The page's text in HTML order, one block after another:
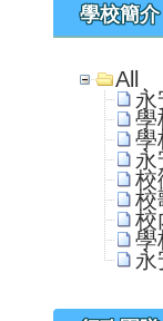
學校簡介
All
永
學
學
永
校
校
校
學
永